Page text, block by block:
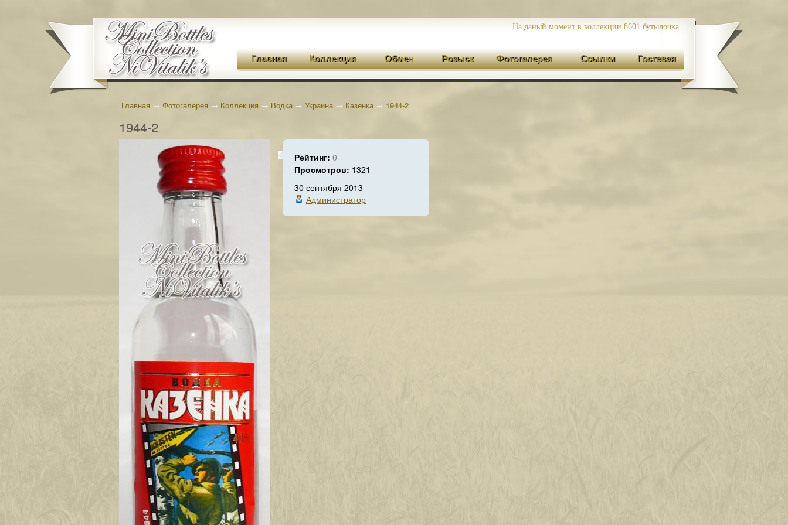
На даный момент в коллекции 8601 бутылочка.
Главная Коллекция Обмен Розыск Фотогалерея Ссылки Гостевая
Главная → Фотогалерея → Коллекция → Водка→ Украина→ Казенка→ 1944-2
1944-2
Рейтинг: 0
Просмотров: 1321
30 сентября 2013
Администратор